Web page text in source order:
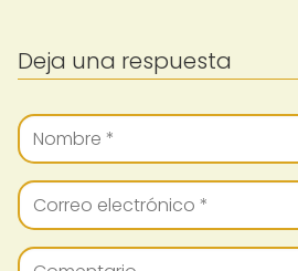
Deja una respuesta